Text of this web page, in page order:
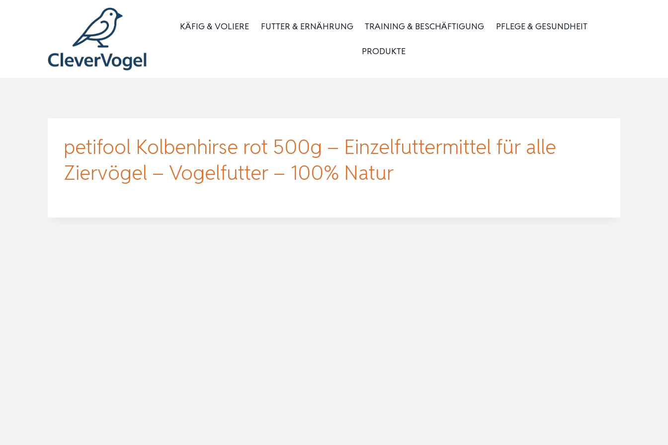
KÄFIG & VOLIERE FUTTER & ERNÄHRUNG TRAINING & BESCHÄFTIGUNG PFLEGE & GESUNDHEIT
PRODUKTE
petifool Kolbenhirse rot 500g – Einzelfuttermittel für alle
Ziervögel – Vogelfutter – 100% Natur